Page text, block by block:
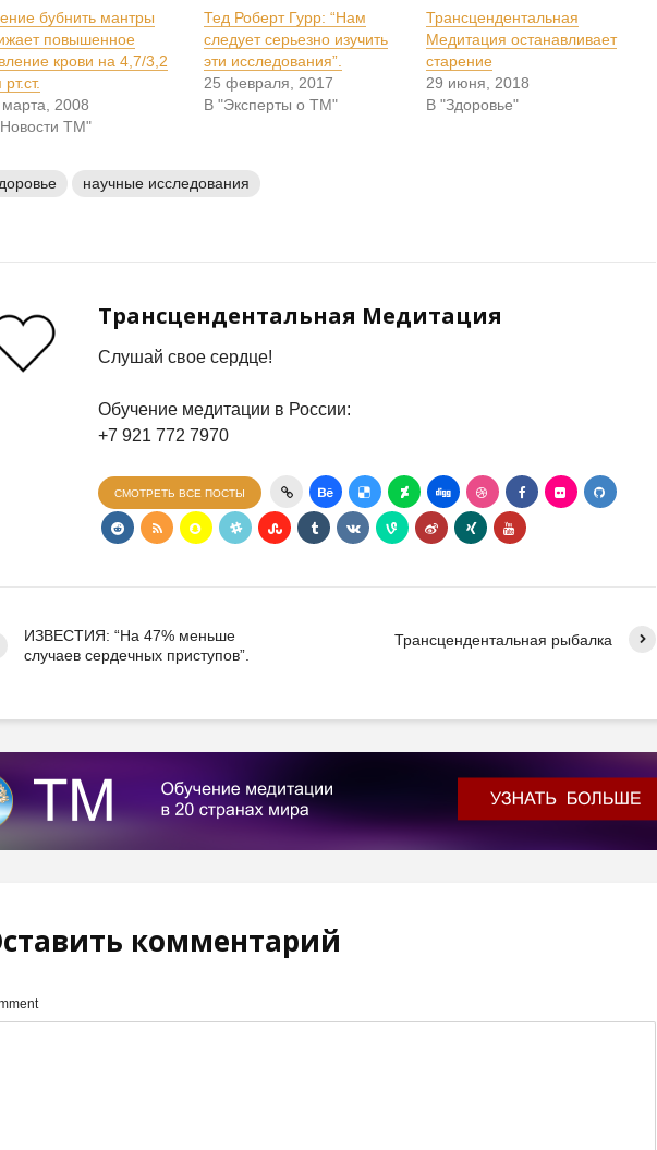
бубнить мантры
повышенное
крови на 4,7/3,2
2008
ТМ"
Тед Роберт Гурр: “Нам
следует серьезно изучить
эти исследования”.
25 февраля, 2017
В "Эксперты о ТМ"
Трансцендентальная
Медитация останавливает
старение
29 июня, 2018
В "Здоровье"
научные исследования
Трансцендентальная Медитация
Слушай свое сердце!
Обучение медитации в России:
+7 921 772 7970
СМОТРЕТЬ ВСЕ ПОСТЫ
ИЗВЕСТИЯ: “На 47% меньше
случаев сердечных приступов”.
Трансцендентальная рыбалка
комментарий